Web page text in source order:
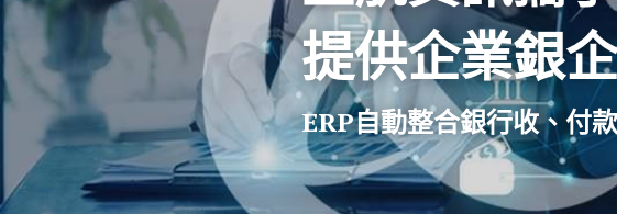
提供企業銀
ERP自動整合銀行收、付